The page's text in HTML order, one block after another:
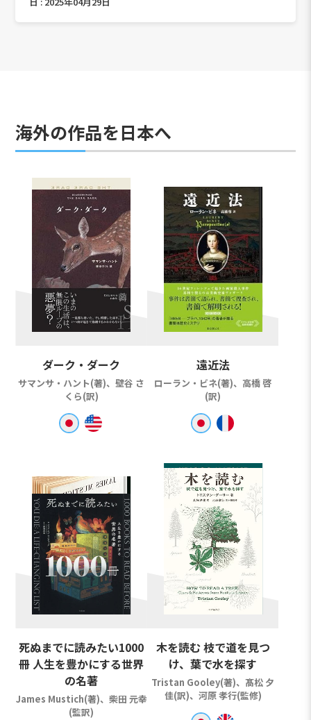
海外の作品を日本へ
ダーク・ダーク
サマンサ・ハント(著)、壁谷 さ
くら(訳)
遠近法
ローラン・ビネ(著)、高橋 啓
(訳)
死ぬまでに読みたい1000
冊 人生を豊かにする世界
の名著
James Mustich(著)、柴田 元幸
(監訳)
木を読む 枝で道を見つ
け、葉で水を探す
Tristan Gooley(著)、髙松 夕
佳(訳)、河原 孝行(監修)